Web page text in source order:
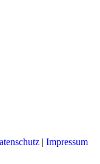
| Impressum